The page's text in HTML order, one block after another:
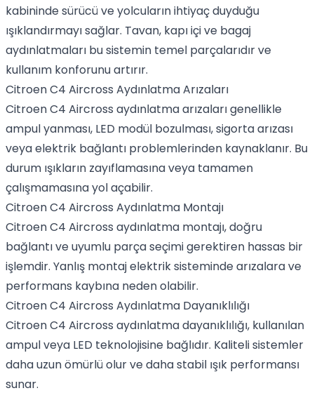
kabininde sürücü ve yolcuların ihtiyaç duyduğu
ışıklandırmayı sağlar. Tavan, kapı içi ve bagaj
aydınlatmaları bu sistemin temel parçalarıdır ve
kullanım konforunu artırır.
Citroen C4 Aircross Aydınlatma Arızaları
Citroen C4 Aircross aydınlatma arızaları genellikle
ampul yanması, LED modül bozulması, sigorta arızası
veya elektrik bağlantı problemlerinden kaynaklanır. Bu
durum ışıkların zayıflamasına veya tamamen
çalışmamasına yol açabilir.
Citroen C4 Aircross Aydınlatma Montajı
Citroen C4 Aircross aydınlatma montajı, doğru
bağlantı ve uyumlu parça seçimi gerektiren hassas bir
işlemdir. Yanlış montaj elektrik sisteminde arızalara ve
performans kaybına neden olabilir.
Citroen C4 Aircross Aydınlatma Dayanıklılığı
Citroen C4 Aircross aydınlatma dayanıklılığı, kullanılan
ampul veya LED teknolojisine bağlıdır. Kaliteli sistemler
daha uzun ömürlü olur ve daha stabil ışık performansı
sunar.